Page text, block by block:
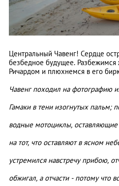
Центральный Чавенг! Сердце
безбедное будущее. Разбежимся
Ричардом и плюхнемся в его
Чавенг походил на фотографию
Гамаки в тени изогнутых пальм;
водные мотоциклы,
на тот, что оставляют в ясном
устремился навстречу прибою,
обжигал, а отчасти - потому что